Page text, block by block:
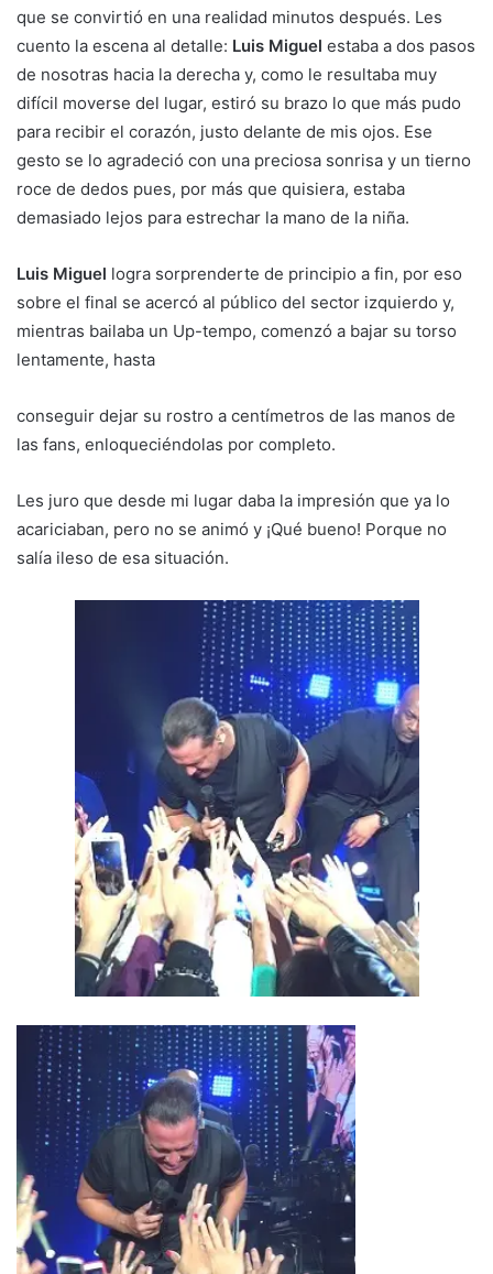
que se convirtió en una realidad minutos después. Les
cuento la escena al detalle: Luis Miguel estaba a dos pasos
de nosotras hacia la derecha y, como le resultaba muy
difícil moverse del lugar, estiró su brazo lo que más pudo
para recibir el corazón, justo delante de mis ojos. Ese
gesto se lo agradeció con una preciosa sonrisa y un tierno
roce de dedos pues, por más que quisiera, estaba
demasiado lejos para estrechar la mano de la niña.
Luis Miguel logra sorprenderte de principio a fin, por eso
sobre el final se acercó al público del sector izquierdo y,
mientras bailaba un Up-tempo, comenzó a bajar su torso
lentamente, hasta
conseguir dejar su rostro a centímetros de las manos de
las fans, enloqueciéndolas por completo.
Les juro que desde mi lugar daba la impresión que ya lo
acariciaban, pero no se animó y ¡Qué bueno! Porque no
salía ileso de esa situación.